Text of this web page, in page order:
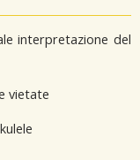
interpretazione del
vietate